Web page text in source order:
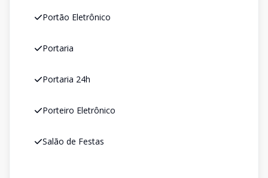
Portão Eletrônico
Portaria
Portaria 24h
Porteiro Eletrônico
Salão de Festas